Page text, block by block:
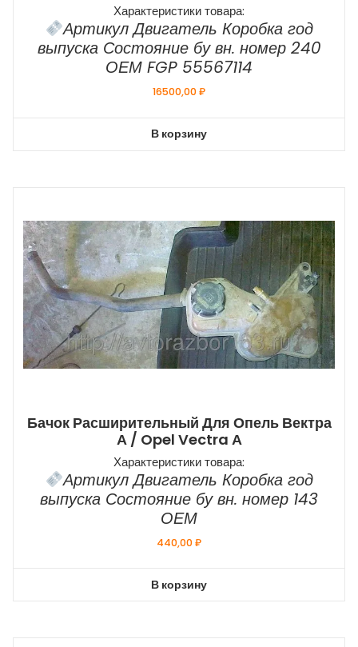
Характеристики товара:
Артикул Двигатель Коробка год
выпуска Состояние бу вн. номер 240
ОЕМ FGP 55567114
16500,00₽
В корзину
Бачок Расширительный Для Опель Вектра
А / Opel Vectra А
Характеристики товара:
Артикул Двигатель Коробка год
выпуска Состояние бу вн. номер 143
ОЕМ
440,00₽
В корзину